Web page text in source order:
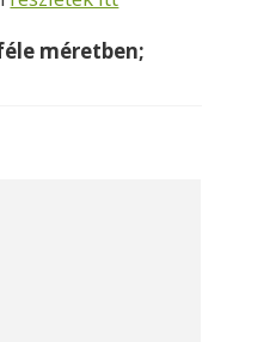
méretben;